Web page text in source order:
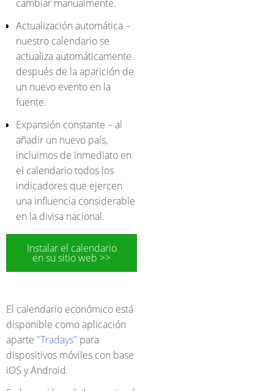
cambiar manualmente.
Actualización automática –
nuestro calendario se
actualiza automáticamente
después de la aparición de
un nuevo evento en la
fuente.
Expansión constante – al
añadir un nuevo país,
incluimos de inmediato en
el calendario todos los
indicadores que ejercen
una influencia considerable
en la divisa nacional.
Instalar el calendario
en su sitio web >>
El calendario económico está
disponible como aplicación
aparte "Tradays" para
dispositivos móviles con base
iOS y Android.